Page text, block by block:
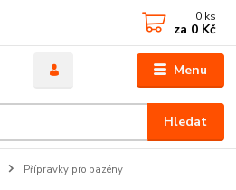
Menu
Hledat
0 ks
za 0 Kč
Přípravky pro bazény